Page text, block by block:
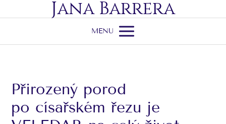
Jana Barrera
MENU
Přirozený porod
po císařském řezu je